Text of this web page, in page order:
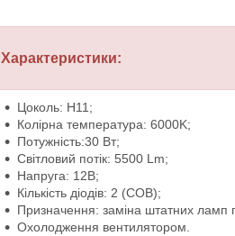
Характеристики:
Цоколь: H11;
Колірна температура: 6000K;
Потужність:30 Вт;
Світловий потік: 5500 Lm;
Напруга: 12В;
Кількість діодів: 2 (COB);
Призначення: заміна штатних ламп
Охолодження вентилятором.